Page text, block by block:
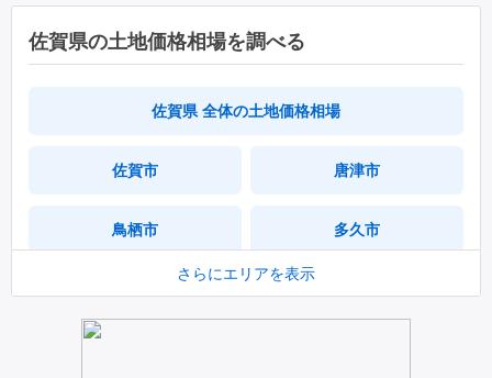
神埼町本告牟田
千代田町渡瀬
神埼町城原
佐賀県の土地価格相場を調べる
佐賀県 全体の土地価格相場
佐賀市 唐津市
鳥栖市 多久市
さらにエリアを表示